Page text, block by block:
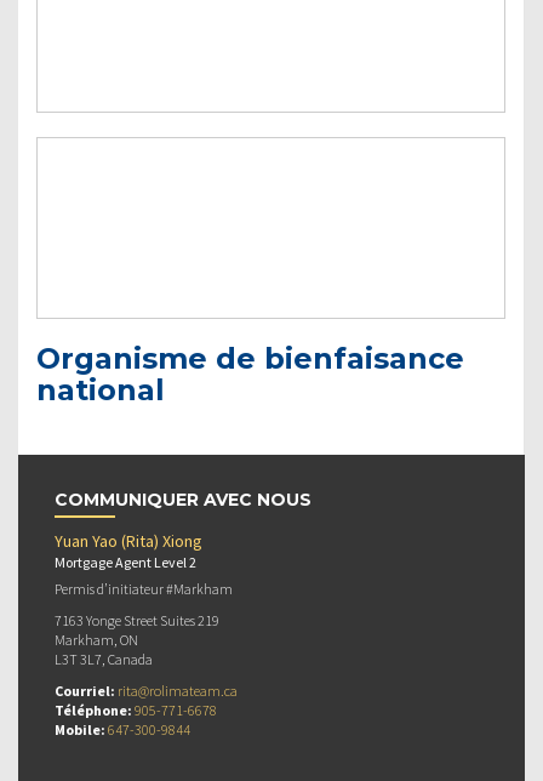
Organisme de bienfaisance
national
COMMUNIQUER AVEC NOUS
Yuan Yao (Rita) Xiong
Mortgage Agent Level 2
Permis d’initiateur #Markham
7163 Yonge Street Suites 219
Markham, ON
L3T 3L7, Canada
Courriel: rita@rolimateam.ca
Téléphone: 905-771-6678
Mobile: 647-300-9844